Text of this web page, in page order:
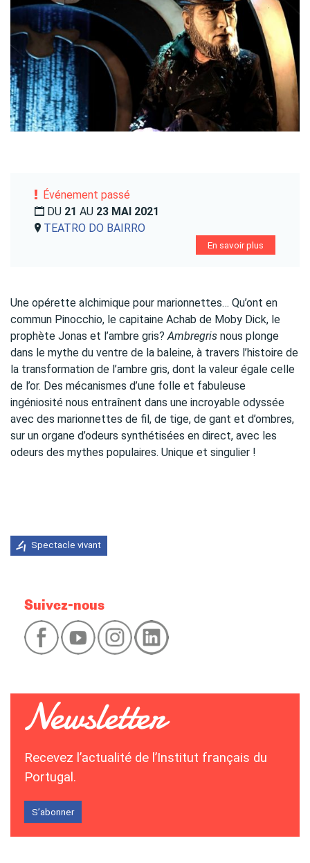
Événement passé
DU 21 AU 23 MAI 2021
TEATRO DO BAIRRO
En savoir plus
Une opérette alchimique pour marionnettes… Qu’ont en
commun Pinocchio, le capitaine Achab de Moby Dick, le
prophète Jonas et l’ambre gris?Ambregris nous plonge
dans le mythe du ventre de la baleine, à travers l’histoire de
la transformation de l’ambre gris, dont la valeur égale celle
de l’or. Des mécanismes d’une folle et fabuleuse
ingéniosité nous entraînent dans une incroyable odyssée
avec des marionnettes de fil, de tige, de gant et d’ombres,
sur un organe d’odeurs synthétisées en direct, avec les
odeurs des mythes populaires. Unique et singulier !
Spectacle vivant
Suivez-nous
Recevez l’actualité de l’Institut français du
Portugal.
S’abonner